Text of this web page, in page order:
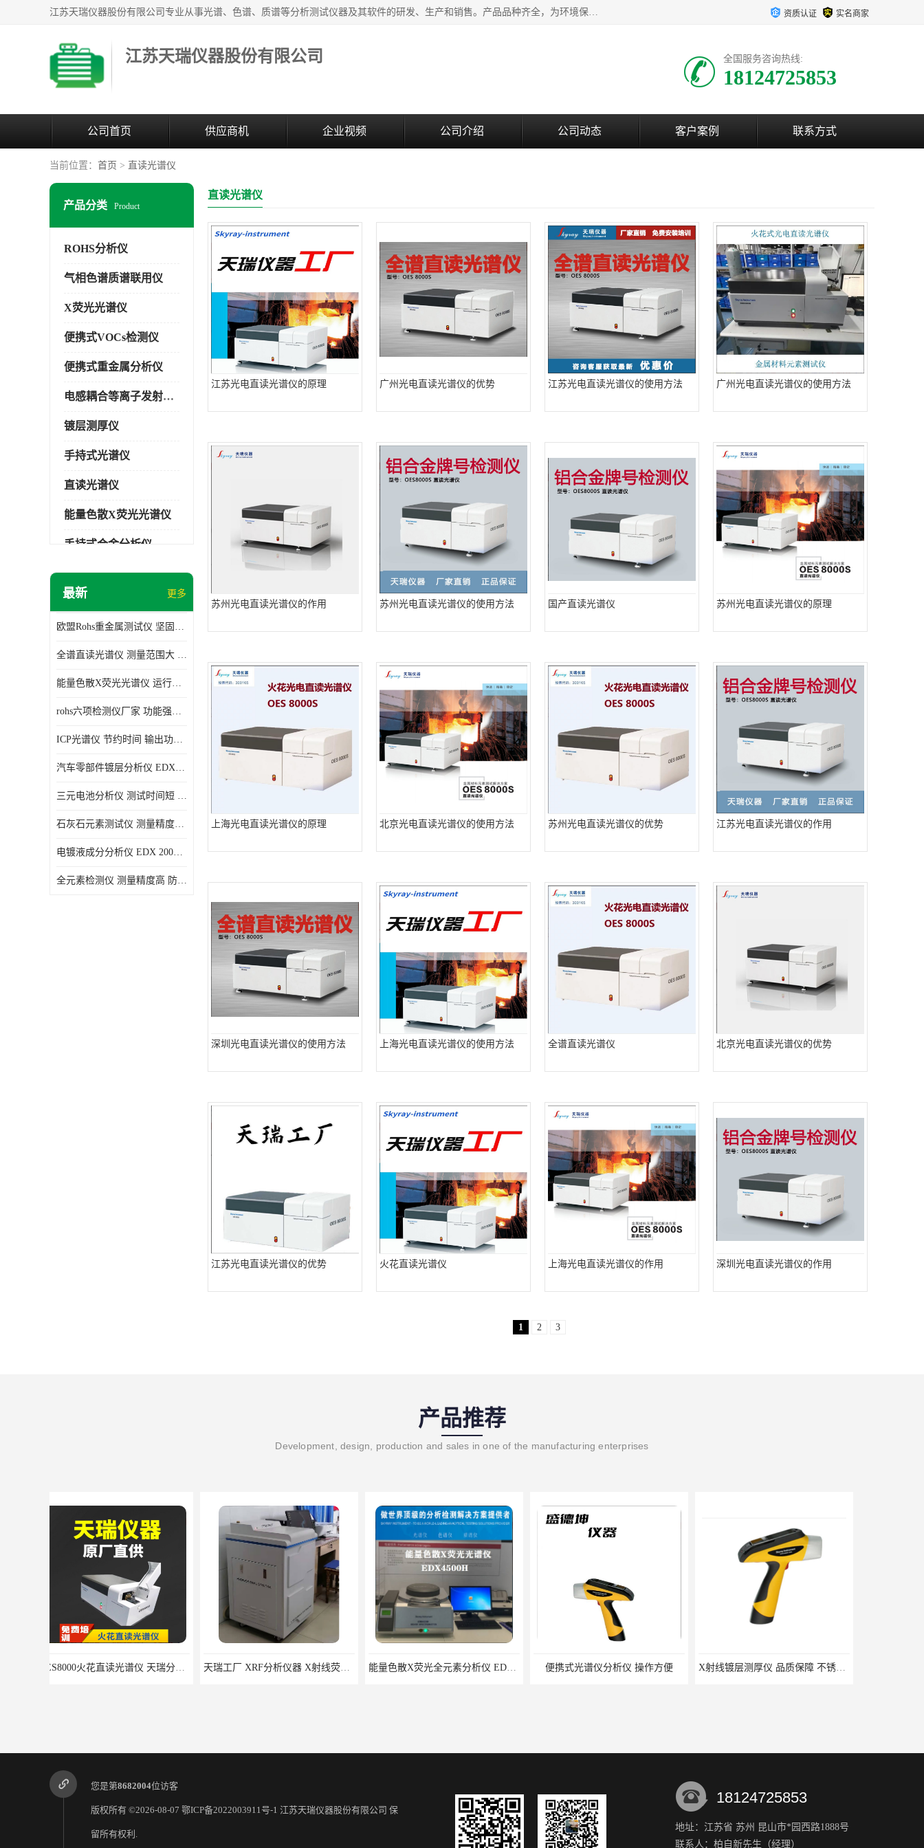
江苏天瑞仪器股份有限公司专业从事光谱、色谱、质谱等分析测试仪器及其软件的研发、生产和销售。产品品种齐全，为环境保护与安全、工业测试与分析及其它领域提供专业解决方案。 为客户提供更加先进的产品和更加满意的服务。 资质认证 实名商家
江苏天瑞仪器股份有限公司 全国服务咨询热线:
18124725853
公司首页 供应商机 企业视频 公司介绍 公司动态 客户案例 联系方式
当前位置： 首页 > 直读光谱仪
产品分类 Product
ROHS分析仪
气相色谱质谱联用仪
X荧光光谱仪
便携式VOCs检测仪
便携式重金属分析仪
电感耦合等离子发射光谱仪
镀层测厚仪
手持式光谱仪
直读光谱仪
能量色散X荧光光谱仪
手持式合金分析仪
手持式矿石分析仪
光电直读光谱仪
便携式水质重金属检测仪
最新 更多
欧盟Rohs重金属测试仪 坚固耐用 测试结果清晰显示
全谱直读光谱仪 测量范围大 抗干扰性能好
能量色散X荧光光谱仪 运行稳定性高 方便样品的测量
rohs六项检测仪厂家 功能强大 可直接分析
ICP光谱仪 节约时间 输出功率稳定
汽车零部件镀层分析仪 EDX600PLUS 自动谱线识别
三元电池分析仪 测试时间短 体积小 方便便携
石灰石元素测试仪 测量精度高 测量方便 快捷
电镀液成分分析仪 EDX 2000A 测量 穿透力强
全元素检测仪 测量精度高 防尘 防水性能好
直读光谱仪
江苏光电直读光谱仪的原理 广州光电直读光谱仪的优势 江苏光电直读光谱仪的使用方法 广州光电直读光谱仪的使用方法
苏州光电直读光谱仪的作用 苏州光电直读光谱仪的使用方法 国产直读光谱仪 苏州光电直读光谱仪的原理
上海光电直读光谱仪的原理 北京光电直读光谱仪的使用方法 苏州光电直读光谱仪的优势 江苏光电直读光谱仪的作用
深圳光电直读光谱仪的使用方法 上海光电直读光谱仪的使用方法 全谱直读光谱仪 北京光电直读光谱仪的优势
江苏光电直读光谱仪的优势 火花直读光谱仪 上海光电直读光谱仪的作用 深圳光电直读光谱仪的作用
1 2 3
产品推荐
Development, design, production and sales in one of the manufacturing enterprises
便携式光谱仪分析仪 操作方便
您是第8682004位访客
版权所有 ©2026-08-07 鄂ICP备2022003911号-1 江苏天瑞仪器股份有限公司 保
留所有权利.
18124725853
地址：江苏省 苏州 昆山市*园西路1888号
联系人：柏自新先生 （经理）